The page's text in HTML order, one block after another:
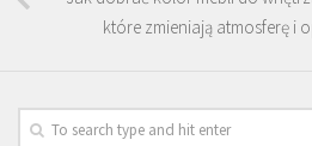
które zmieniają atmosferę i